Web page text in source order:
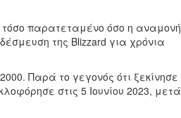
τόσο παρατεταμένο όσο η αναμονή
της Blizzard για χρόνια
Παρά το γεγονός ότι ξεκίνησε
στις 5 Ιουνίου 2023, μετά